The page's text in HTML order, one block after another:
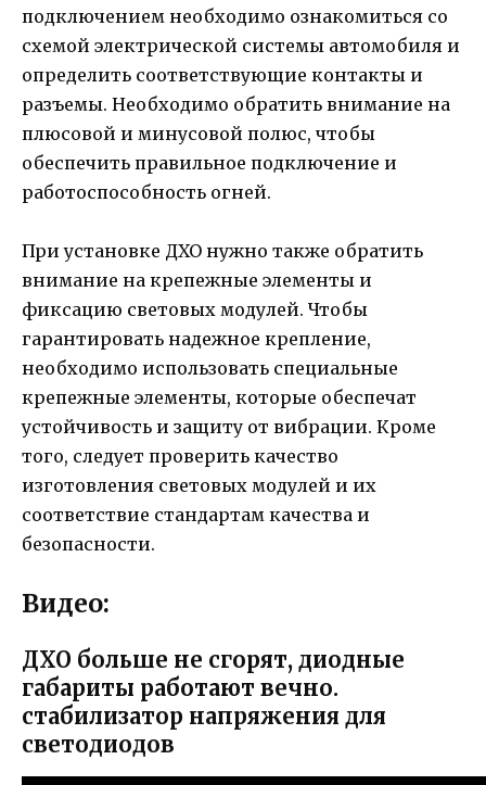
подключением необходимо ознакомиться со
схемой электрической системы автомобиля и
определить соответствующие контакты и
разъемы. Необходимо обратить внимание на
плюсовой и минусовой полюс, чтобы
обеспечить правильное подключение и
работоспособность огней.
При установке ДХО нужно также обратить
внимание на крепежные элементы и
фиксацию световых модулей. Чтобы
гарантировать надежное крепление,
необходимо использовать специальные
крепежные элементы, которые обеспечат
устойчивость и защиту от вибрации. Кроме
того, следует проверить качество
изготовления световых модулей и их
соответствие стандартам качества и
безопасности.
Видео:
ДХО больше не сгорят, диодные
габариты работают вечно.
стабилизатор напряжения для
светодиодов